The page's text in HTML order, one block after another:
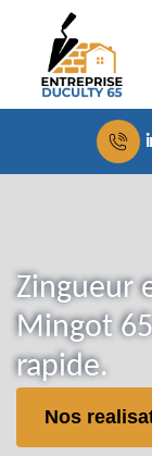
Zingueur
Mingot
rapide.
Nos